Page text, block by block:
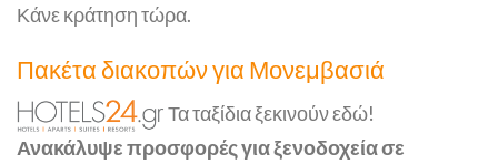
Κάνε κράτηση τώρα.
Πακέτα διακοπών για Μονεμβασιά
Τα ταξίδια ξεκινούν εδώ!
Ανακάλυψε προσφορές για ξενοδοχεία σε